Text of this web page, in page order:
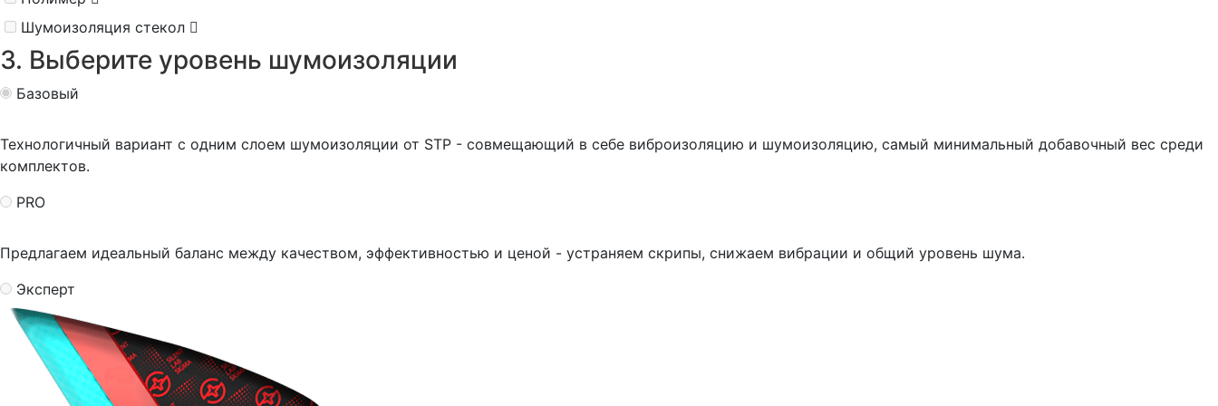
Шумоизоляция стекол
3. Выберите уровень шумоизоляции
Базовый
Технологичный вариант с одним слоем шумоизоляции от STP - совмещающий в себе виброизоляцию и шумоизоляцию, самый минимальный добавочный вес среди
комплектов.
PRO
Предлагаем идеальный баланс между качеством, эффективностью и ценой - устраняем скрипы, снижаем вибрации и общий уровень шума.
Эксперт